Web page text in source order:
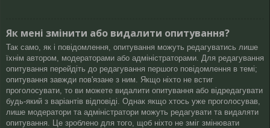
Як мені змінити або видалити опитування?
Так само, як і повідомлення, опитування можуть редагуватись лише
їхнім автором, модераторами або адміністраторами. Для редагування
опитування перейдіть до редагування першого повідомлення в темі;
опитування завжди пов'язане з ним. Якщо ніхто не встиг
проголосувати, то ви можете видалити опитування або відредагувати
будь-який з варіантів відповіді. Однак якщо хтось уже проголосував,
лише модератори та адміністратори можуть редагувати та видаляти
опитування. Це зроблено для того, щоб ніхто не зміг змінювати